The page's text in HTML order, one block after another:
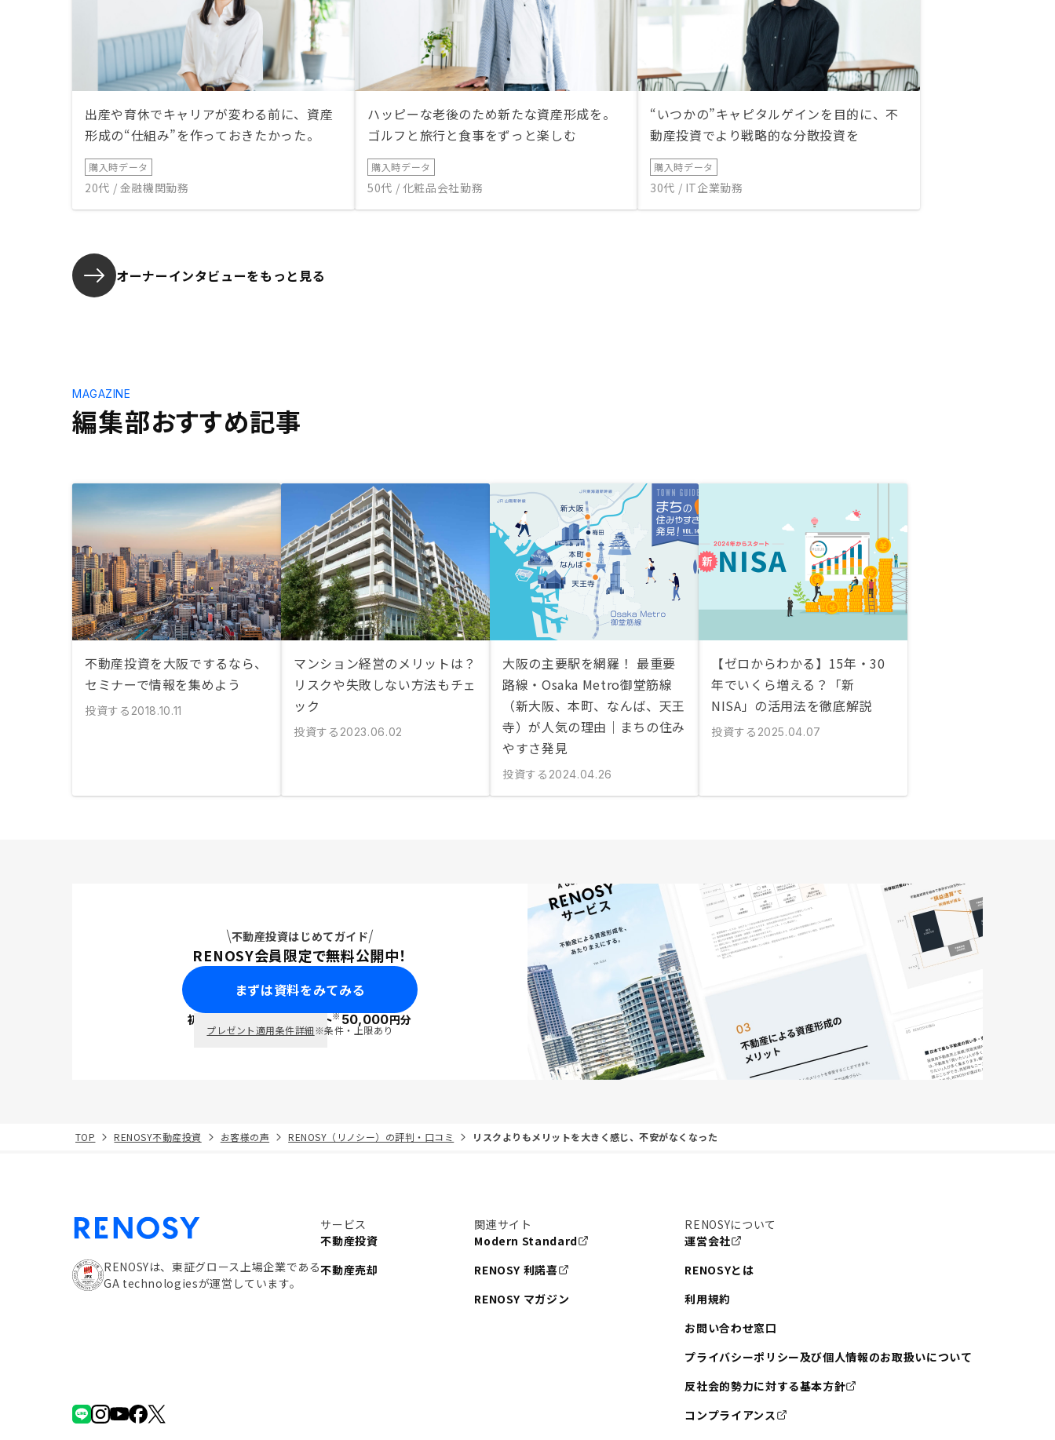
出産や育休でキャリアが変わる前に、資産
形成の“仕組み”を作っておきたかった。
購入時データ
20代 / 金融機関勤務
ハッピーな老後のため新たな資産形成を。
ゴルフと旅行と食事をずっと楽しむ
購入時データ
50代 / 化粧品会社勤務
“いつかの”キャピタルゲインを目的に、不
動産投資でより戦略的な分散投資を
購入時データ
30代 / IT企業勤務
オーナーインタビューをもっと見る
編集部おすすめ記事
MAGAZINE
不動産投資を大阪でするなら、
セミナーで情報を集めよう
投資する 2018.10.11
マンション経営のメリットは？
リスクや失敗しない方法もチェ
ック
投資する 2023.06.02
大阪の主要駅を網羅！ 最重要
路線・Osaka Metro御堂筋線
（新大阪、本町、なんば、天王
寺）が人気の理由｜まちの住み
やすさ発見
投資する 2024.04.26
【ゼロからわかる】15年・30
年でいくら増える？「新
NISA」の活用法を徹底解説
投資する 2025.04.07
不動産投資はじめてガイド
RENOSY会員限定で無料公開中！
まずは資料をみてみる
初回面談で ポイント※50,000円分
プレゼント適用条件詳細※条件・上限あり
TOP RENOSY不動産投資 お客様の声 RENOSY（リノシー）の評判・口コミ リスクよりもメリットを大きく感じ、不安がなくなった
RENOSYは、東証グロース上場企業である
GA technologiesが運営しています。
サービス
不動産投資
不動産売却
関連サイト
Modern Standard
RENOSY 利諾喜
RENOSY マガジン
RENOSYについて
運営会社
RENOSYとは
利用規約
お問い合わせ窓口
プライバシーポリシー及び個人情報のお取扱いについて
反社会的勢力に対する基本方針
コンプライアンス